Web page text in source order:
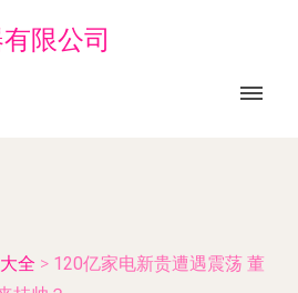
限公司
全 > 120亿家电新贵遭遇震荡 董